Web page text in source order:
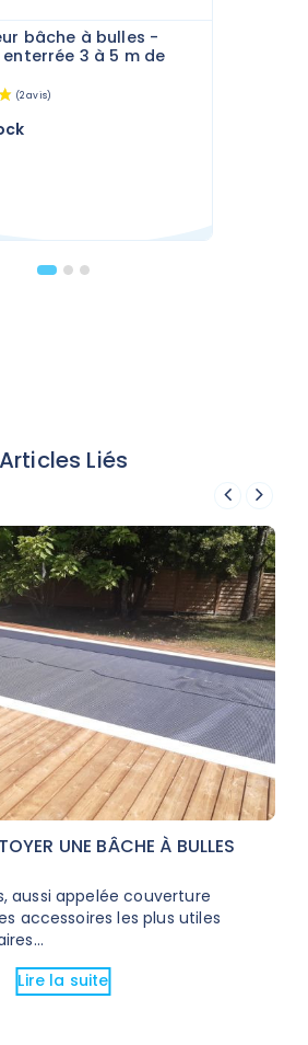
bâche à bulles -
enterrée 3 à 5 m de
Articles Liés
UNE BÂCHE À BULLES
aussi appelée couverture
accessoires les plus utiles
Lire la suite